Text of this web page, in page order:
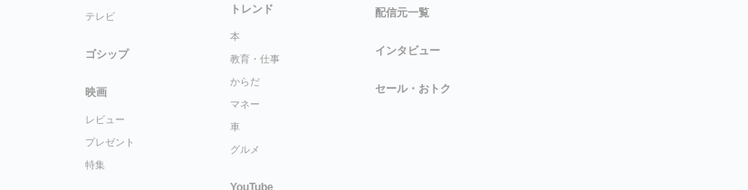
テレビ
ゴシップ
映画
レビュー
プレゼント
特集
トレンド
本
教育・仕事
からだ
マネー
車
グルメ
YouTube
配信元一覧
インタビュー
セール・おトク